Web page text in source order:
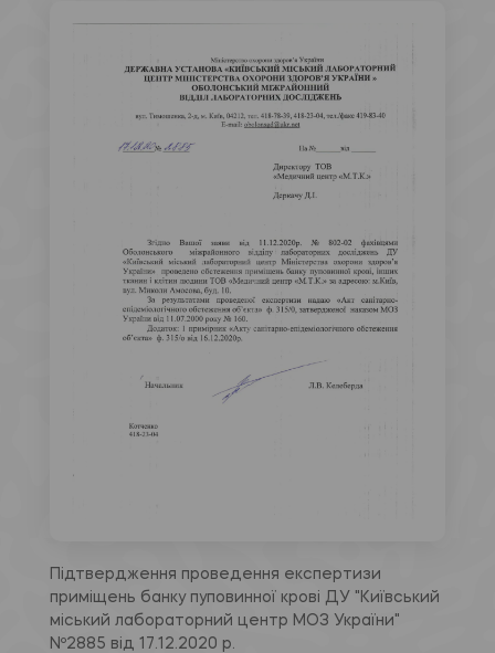
Підтвердження проведення експертизи
приміщень банку пуповинної крові ДУ "Київський
міський лабораторний центр МОЗ України"
Nº2885 від 17.12.2020 р.